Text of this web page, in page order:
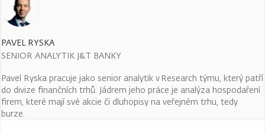
PAVEL RYSKA
SENIOR ANALYTIK J&T BANKY
Pavel Ryska pracuje jako senior analytik v Research týmu, který patří
do divize finančních trhů. Jádrem jeho práce je analýza hospodaření
firem, které mají své akcie či dluhopisy na veřejném trhu, tedy
burze.